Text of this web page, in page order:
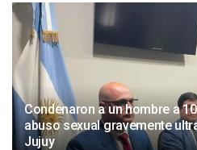
Condenaron a un hombre a
abuso sexual gravemente
Jujuy